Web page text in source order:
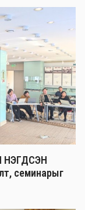
НЭГДСЭН
семинарыг